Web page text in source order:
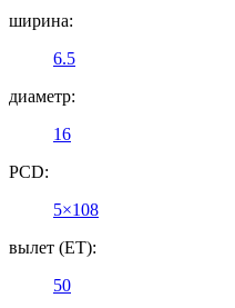
ширина:
6.5
диаметр:
16
PCD:
5×108
вылет (ET):
50